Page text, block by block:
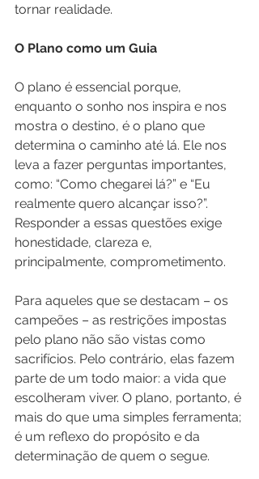
tornar realidade.
O Plano como um Guia
O plano é essencial porque,
enquanto o sonho nos inspira e nos
mostra o destino, é o plano que
determina o caminho até lá. Ele nos
leva a fazer perguntas importantes,
como: “Como chegarei lá?” e “Eu
realmente quero alcançar isso?”.
Responder a essas questões exige
honestidade, clareza e,
principalmente, comprometimento.
Para aqueles que se destacam – os
campeões – as restrições impostas
pelo plano não são vistas como
sacrifícios. Pelo contrário, elas fazem
parte de um todo maior: a vida que
escolheram viver. O plano, portanto, é
mais do que uma simples ferramenta;
é um reflexo do propósito e da
determinação de quem o segue.